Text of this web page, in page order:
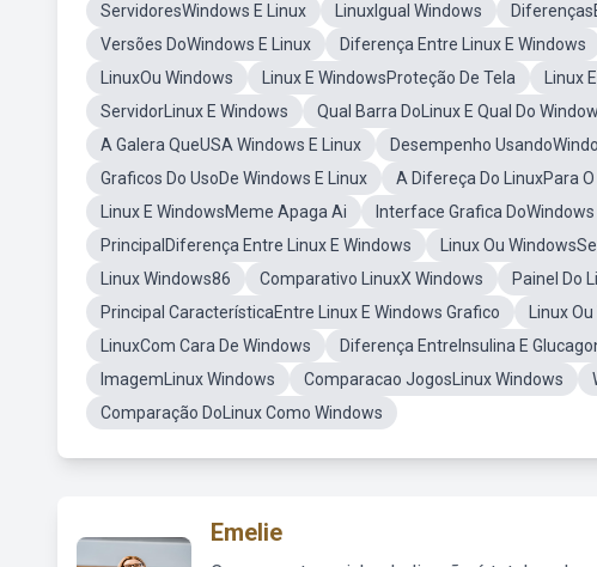
ServidoresWindows E Linux
LinuxIgual Windows
Versões DoWindows E Linux
Diferença Entre Linux E Windows
LinuxOu Windows
Linux E WindowsProteção De Tela Linux
ServidorLinux E Windows
Qual Barra DoLinux E Qual Do
A Galera QueUSA Windows E Linux
Desempenho
Graficos Do UsoDe Windows E Linux
A Difereça Do LinuxPara
Linux E WindowsMeme Apaga Ai
Interface Grafica DoWindows
PrincipalDiferença Entre Linux E Windows
Linux Ou
Linux Windows86
Comparativo LinuxX Windows
Painel Do
Principal CaracterísticaEntre Linux E Windows Grafico
Linux
LinuxCom Cara De Windows
Diferença EntreInsulina E
ImagemLinux Windows
Comparacao JogosLinux Windows
Comparação DoLinux Como Windows
Emelie